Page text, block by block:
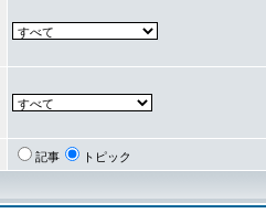
記事 トピック